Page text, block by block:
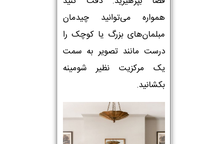
همواره می‌توانید چیدمان
مبلمان‌های بزرگ یا کوچک را
درست مانند تصویر به سمت
یک مرکزیت نظیر شومینه
بکشانید.